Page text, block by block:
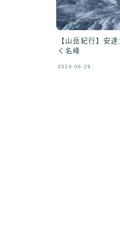
【山岳紀行】安
く名峰
2026.06.29